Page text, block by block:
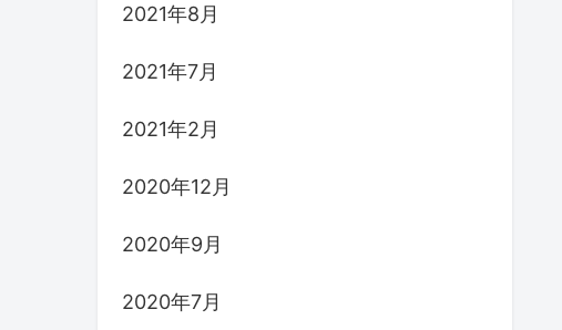
2021年8月
2021年7月
2021年2月
2020年12月
2020年9月
2020年7月